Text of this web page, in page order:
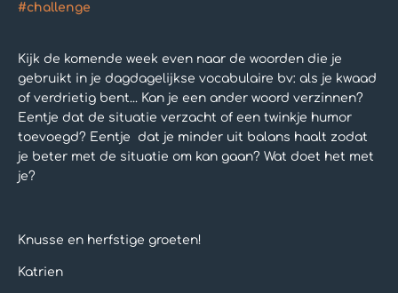
#challenge
Kijk de komende week even naar de woorden die je
gebruikt in je dagdagelijkse vocabulaire bv: als je kwaad
of verdrietig bent... Kan je een ander woord verzinnen?
Eentje dat de situatie verzacht of een twinkje humor
toevoegd? Eentje dat je minder uit balans haalt zodat
je beter met de situatie om kan gaan? Wat doet het met
je?
Knusse en herfstige groeten!
Katrien